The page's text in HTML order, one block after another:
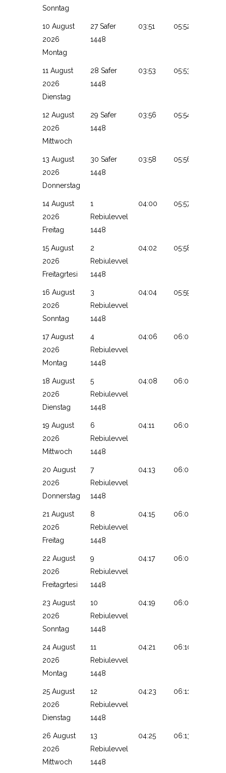
Sonntag
10 August
2026
Montag
27 Safer
1448
03:51 05:52
11 August
2026
Dienstag
28 Safer
1448
03:53 05:53
12 August
2026
Mittwoch
29 Safer
1448
03:56 05:54
13 August
2026
Donnerstag
30 Safer
1448
03:58 05:56
14 August
2026
Freitag
1
Rebiulevvel
1448
04:00 05:57
15 August
2026
Freitagrtesi
2
Rebiulevvel
1448
04:02 05:58
16 August
2026
Sonntag
3
Rebiulevvel
1448
04:04 05:59
17 August
2026
Montag
4
Rebiulevvel
1448
04:06 06:01
18 August
2026
Dienstag
5
Rebiulevvel
1448
04:08 06:02
19 August
2026
Mittwoch
6
Rebiulevvel
1448
04:11 06:03
20 August
2026
Donnerstag
7
Rebiulevvel
1448
04:13 06:05
21 August
2026
Freitag
8
Rebiulevvel
1448
04:15 06:06
22 August
2026
Freitagrtesi
9
Rebiulevvel
1448
04:17 06:07
23 August
2026
Sonntag
10
Rebiulevvel
1448
04:19 06:09
24 August
2026
Montag
11
Rebiulevvel
1448
04:21 06:10
25 August
2026
Dienstag
12
Rebiulevvel
1448
04:23 06:11
26 August
2026
Mittwoch
13
Rebiulevvel
1448
04:25 06:13